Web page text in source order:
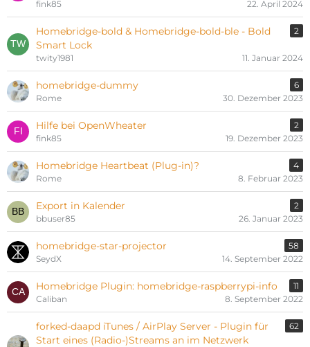
fink85 22. April 2024
Homebridge-bold & Homebridge-bold-ble - Bold
Smart Lock
2
twity1981 11. Januar 2024
homebridge-dummy
6
Rome
30. Dezember 2023
Hilfe bei OpenWheater
2
fink85
19. Dezember 2023
Homebridge Heartbeat (Plug-in)?
4
Rome
8. Februar 2023
Export in Kalender
2
bbuser85
26. Januar 2023
homebridge-star-projector
58
SeydX
14. September 2022
Homebridge Plugin: homebridge-raspberrypi-info
11
Caliban
8. September 2022
forked-daapd iTunes / AirPlay Server - Plugin für
Start eines (Radio-)Streams an im Netzwerk
62